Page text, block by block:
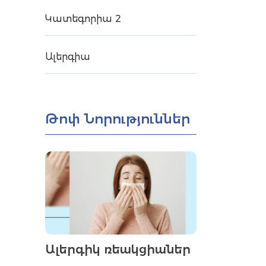
Կատեգորիա 2
Ալերգիա
Թոփ Նորություններ
Ալերգիկ ռեակցիաներ